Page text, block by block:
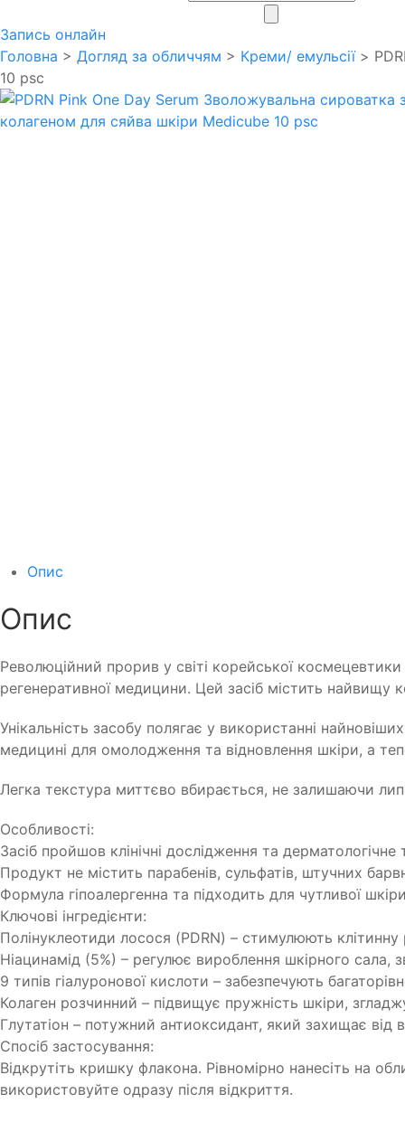
Запись онлайн
Головна > Догляд за обличчям > Креми/ емульсії>
10 psc
Опис
Опис
Революційний прорив у світі корейської
регенеративної медицини. Цей засіб містить найвищу
Унікальність засобу полягає у використанні
медицині для омолодження та відновлення шкіри, а
Легка текстура миттєво вбирається, не залишаючи
Особливості:
Засіб пройшов клінічні дослідження та
Продукт не містить парабенів, сульфатів, штучних
Формула гіпоалергенна та підходить для чутливої шкіри
Ключові інгредієнти:
Полінуклеотиди лосося (PDRN) – стимулюють
Ніацинамід (5%) – регулює вироблення шкірного
9 типів гіалуронової кислоти – забезпечують
Колаген розчинний – підвищує пружність шкіри,
Глутатіон – потужний антиоксидант, який захищає від
Спосіб застосування:
Відкрутіть кришку флакона. Рівномірно нанесіть на
використовуйте одразу після відкриття.